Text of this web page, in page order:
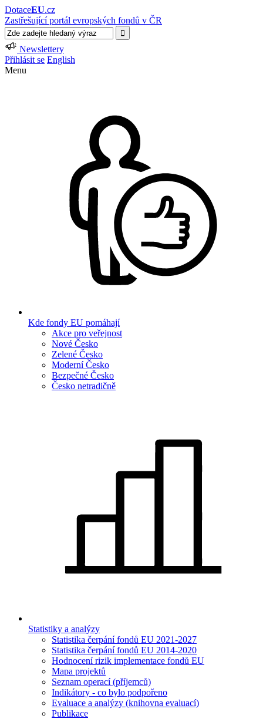
DotaceEU.cz
Zastřešující portál evropských fondů v ČR
Newslettery
Přihlásit se English
Menu
Kde fondy EU pomáhají
Akce pro veřejnost
Nové Česko
Zelené Česko
Moderní Česko
Bezpečné Česko
Česko netradičně
Statistiky a analýzy
Statistika čerpání fondů EU 2021-2027
Statistika čerpání fondů EU 2014-2020
Hodnocení rizik implementace fondů EU
Mapa projektů
Seznam operací (příjemců)
Indikátory - co bylo podpořeno
Evaluace a analýzy (knihovna evaluací)
Publikace